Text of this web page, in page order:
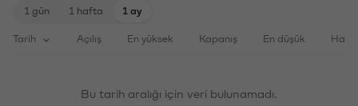
1 gün 1 hafta 1 ay
Tarih Açılış En yüksek Kapanış En düşük
Bu tarih aralığı için veri bulunamadı.